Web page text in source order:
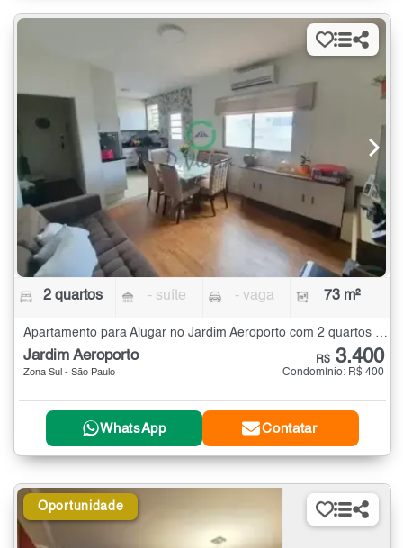
2 quartos - suíte - vaga 73 m²
Apartamento para Alugar no Jardim Aeroporto com 2 quartos - 73 m²
Jardim Aeroporto
Zona Sul - São Paulo
R$ 3.400
Condomínio: R$ 400
WhatsApp Contatar
Oportunidade